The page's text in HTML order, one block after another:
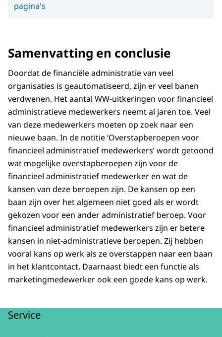
pagina's
Samenvatting en conclusie
Doordat de financiële administratie van veel
organisaties is geautomatiseerd, zijn er veel banen
verdwenen. Het aantal WW-uitkeringen voor financieel
administratieve medewerkers neemt al jaren toe. Veel
van deze medewerkers moeten op zoek naar een
nieuwe baan. In de notitie ‘Overstapberoepen voor
financieel administratief medewerkers’ wordt getoond
wat mogelijke overstapberoepen zijn voor de
financieel administratief medewerker en wat de
kansen van deze beroepen zijn. De kansen op een
baan zijn over het algemeen niet goed als er wordt
gekozen voor een ander administratief beroep. Voor
financieel administratief medewerkers zijn er betere
kansen in niet-administratieve beroepen. Zij hebben
vooral kans op werk als ze overstappen naar een baan
in het klantcontact. Daarnaast biedt een functie als
marketingmedewerker ook een goede kans op werk.
Service